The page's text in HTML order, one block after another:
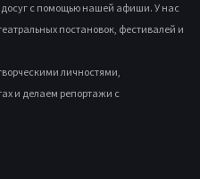
досуг с помощью нашей афиши. У нас
постановок, фестивалей и
личностями,
и делаем репортажи с